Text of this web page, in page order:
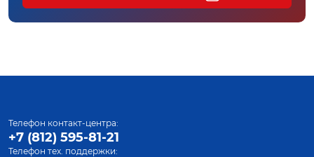
Телефон контакт-центра:
+7 (812) 595-81-21
Телефон тех. поддержки: